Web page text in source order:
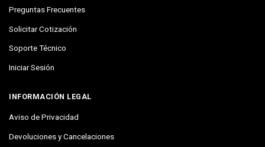
Preguntas Frecuentes
Solicitar Cotización
Soporte Técnico
Iniciar Sesión
INFORMACIÓN LEGAL
Aviso de Privacidad
Devoluciones y Cancelaciones